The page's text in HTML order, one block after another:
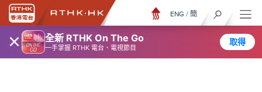
× 全新 RTHK On The Go
一手掌握 RTHK 電台、電視節目
取得
ENG / 簡